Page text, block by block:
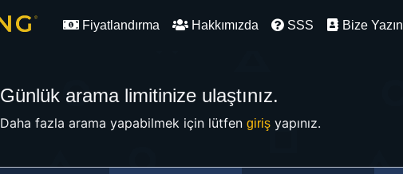
Fiyatlandırma Hakkımızda SSS Bize Yazın
Günlük arama limitinize ulaştınız.
Daha fazla arama yapabilmek için lütfen girişyapınız.